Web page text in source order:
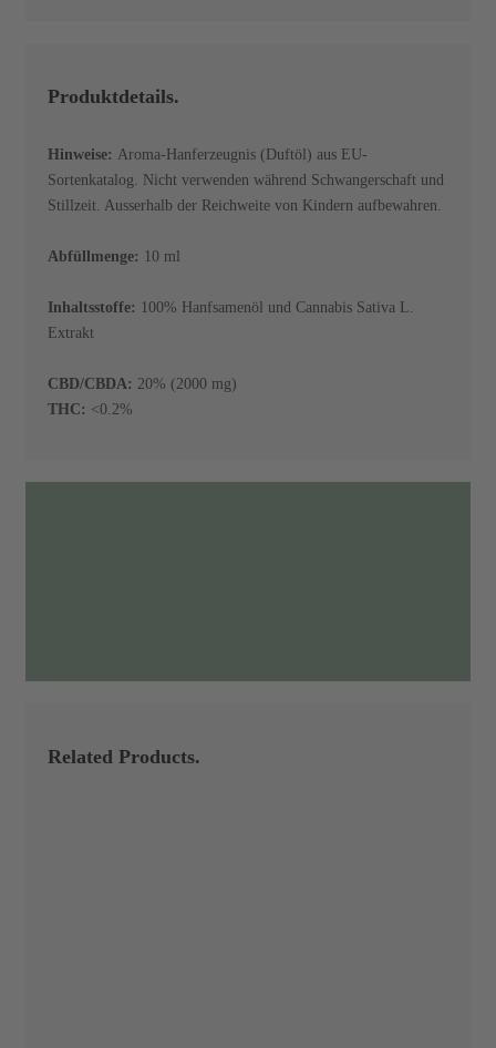
Produktdetails.
Hinweise: Aroma-Hanferzeugnis (Duftöl) aus EU-
Sortenkatalog. Nicht verwenden während Schwangerschaft und
Stillzeit. Ausserhalb der Reichweite von Kindern aufbewahren.
Abfüllmenge: 10 ml
Inhaltsstoffe: 100% Hanfsamenöl und Cannabis Sativa L.
Extrakt
CBD/CBDA: 20% (2000 mg)
THC: <0.2%
Related Products.